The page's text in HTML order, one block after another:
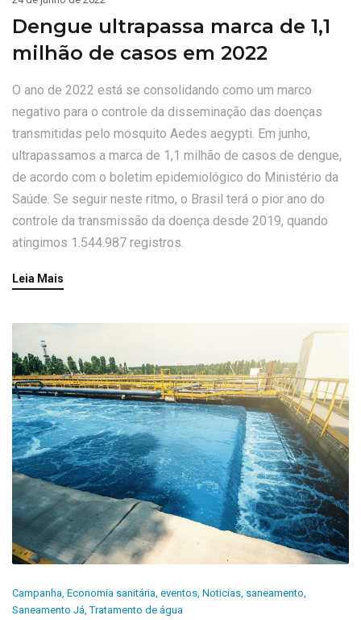
Dengue ultrapassa marca de 1,1
milhão de casos em 2022
O ano de 2022 está se consolidando como um marco
negativo para o controle da disseminação das doenças
transmitidas pelo mosquito Aedes aegypti. Em junho,
ultrapassamos a marca de 1,1 milhão de casos de dengue,
de acordo com o boletim epidemiológico do Ministério da
Saúde. Se seguir neste ritmo, o Brasil terá o pior ano do
controle da transmissão da doença desde 2019, quando
atingimos 1.544.987 registros.
Leia Mais
Campanha, Economia sanitária, eventos, Noticias, saneamento,
Saneamento Já,Tratamento de água